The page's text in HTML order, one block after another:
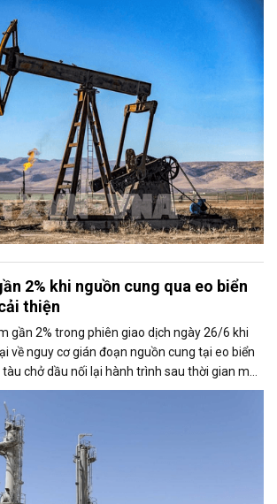
tăng của thị trường.
2% khi nguồn cung qua eo biển
thiện
gần 2% trong phiên giao dịch ngày 26/6 khi
về nguy cơ gián đoạn nguồn cung tại eo biển
chở dầu nối lại hành trình sau thời gian mắc
giá, bất chấp những rủi ro địa chính trị tại khu
chấm dứt.